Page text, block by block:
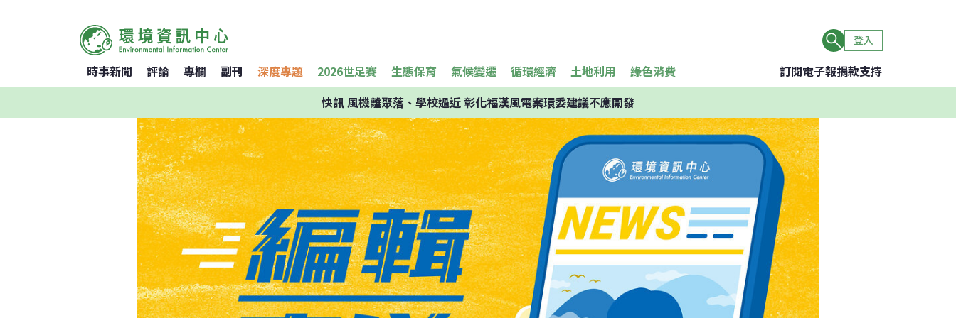
登入
時事新聞 評論 專欄 副刊 深度專題 2026世足賽 生態保育 氣候變遷 循環經濟 土地利用 綠色消費 訂閱電子報捐款支持
快訊風機離聚落、學校過近 彰化福漢風電案環委建議不應開發